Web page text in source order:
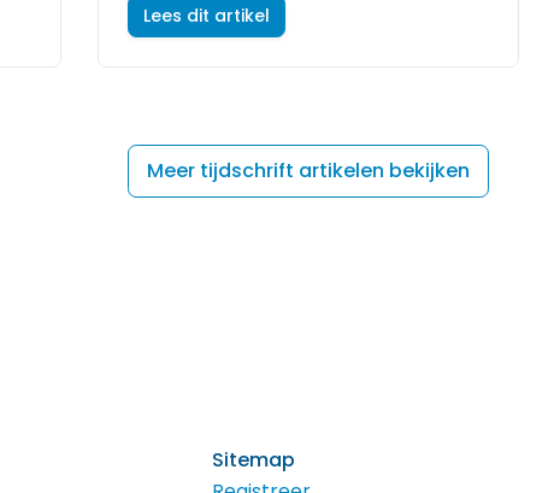
Lees dit artikel
Meer tijdschrift artikelen bekijken
Sitemap